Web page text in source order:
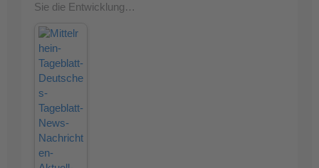
Sie die Entwicklung…